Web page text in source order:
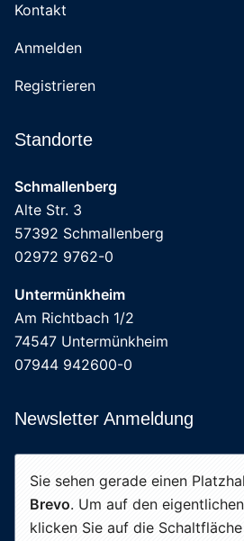
Kontakt
Anmelden
Registrieren
Standorte
Schmallenberg
Alte Str. 3
57392 Schmallenberg
02972 9762-0
Untermünkheim
Am Richtbach 1/2
74547 Untermünkheim
07944 942600-0
Newsletter Anmeldung
Sie sehen gerade einen
Brevo. Um auf den
klicken Sie auf die